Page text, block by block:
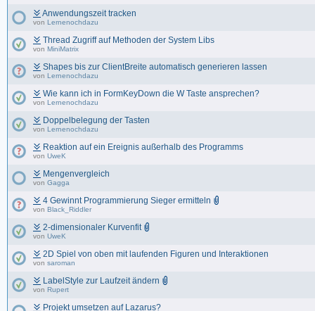
Anwendungszeit tracken
von Lernenochdazu
Thread Zugriff auf Methoden der System Libs
von MiniMatrix
Shapes bis zur ClientBreite automatisch generieren lassen
von Lernenochdazu
Wie kann ich in FormKeyDown die W Taste ansprechen?
von Lernenochdazu
Doppelbelegung der Tasten
von Lernenochdazu
Reaktion auf ein Ereignis außerhalb des Programms
von UweK
Mengenvergleich
von Gagga
4 Gewinnt Programmierung Sieger ermitteln
von Black_Riddler
2-dimensionaler Kurvenfit
von UweK
2D Spiel von oben mit laufenden Figuren und Interaktionen
von saroman
LabelStyle zur Laufzeit ändern
von Rupert
Projekt umsetzen auf Lazarus?